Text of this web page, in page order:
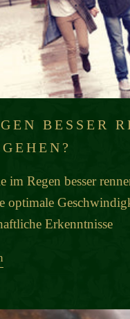
BESSER
im Regen besser
optimale
Erkenntnisse